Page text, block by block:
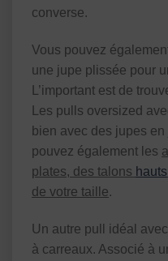
converse.
Vous pouvez
une jupe plissée pour
L’important est de
Les pulls oversized
bien avec des jupes
pouvez également les
plates, des talons hauts
de votre taille.
Un autre pull idéal
à carreaux. Associé à